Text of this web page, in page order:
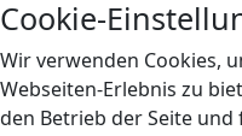
Cookie-
Wir verwenden Cookies,
Webseiten-Erlebnis zu
den Betrieb der Seite